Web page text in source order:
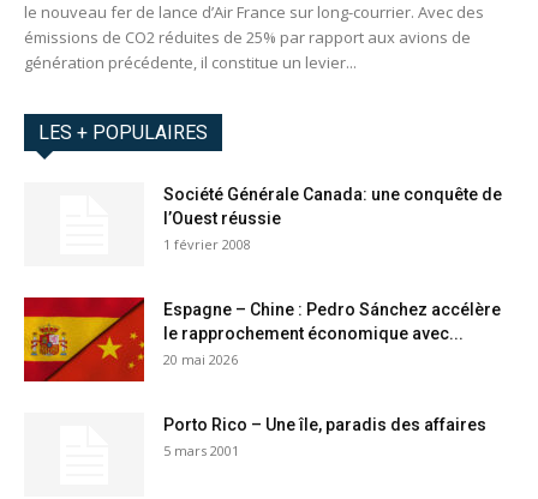
le nouveau fer de lance d’Air France sur long-courrier. Avec des
émissions de CO2 réduites de 25% par rapport aux avions de
génération précédente, il constitue un levier...
LES + POPULAIRES
Société Générale Canada: une conquête de
l’Ouest réussie
1 février 2008
Espagne – Chine : Pedro Sánchez accélère
le rapprochement économique avec...
20 mai 2026
Porto Rico – Une île, paradis des affaires
5 mars 2001